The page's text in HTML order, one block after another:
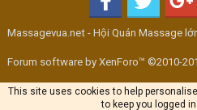
Massagevua.net - Hội Quán Massage
Forum software by XenForo™ ©2010-
This site uses cookies to help
to keep you logged